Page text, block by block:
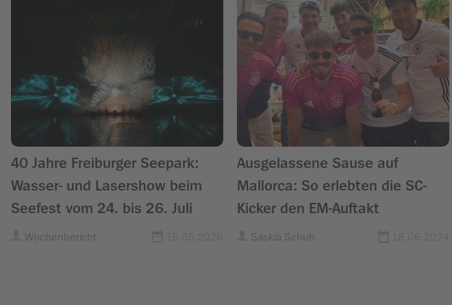
40 Jahre Freiburger Seepark:
Wasser- und Lasershow beim
Seefest vom 24. bis 26. Juli
Wochenbericht
Ausgelassene Sause auf
Mallorca: So erlebten die SC-
Kicker den EM-Auftakt
Saskia Schuh